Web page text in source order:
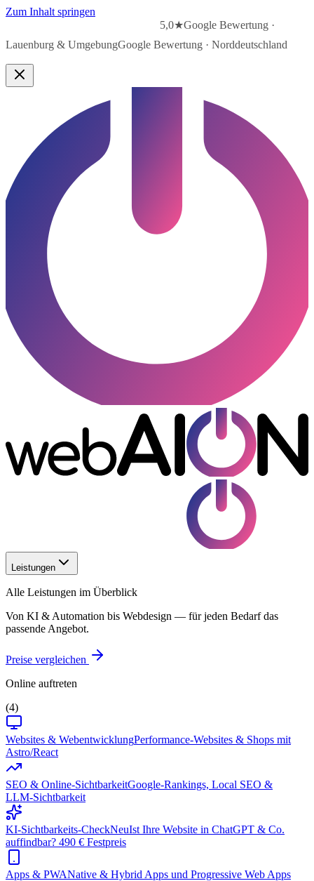
Zum Inhalt springen
5,0★Google Bewertung ·
Lauenburg & UmgebungGoogle Bewertung · Norddeutschland
Leistungen
Alle Leistungen im Überblick
Von KI & Automation bis Webdesign — für jeden Bedarf das
passende Angebot.
Preise vergleichen
Online auftreten
(4)
Websites & WebentwicklungPerformance-Websites & Shops mit
Astro/React
SEO & Online-SichtbarkeitGoogle-Rankings, Local SEO &
LLM-Sichtbarkeit
KI-Sichtbarkeits-CheckNeuIst Ihre Website in ChatGPT & Co.
auffindbar? 490 € Festpreis
Apps & PWANative & Hybrid Apps und Progressive Web Apps